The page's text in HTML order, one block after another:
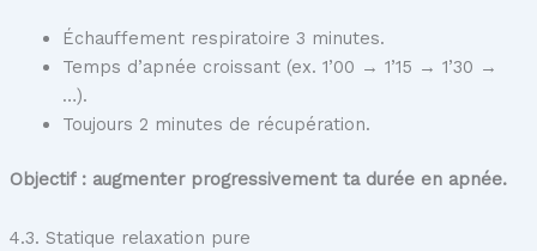
Échauffement respiratoire 3 minutes.
Temps d’apnée croissant (ex. 1’00 → 1’15 → 1’30 →
…).
Toujours 2 minutes de récupération.
Objectif : augmenter progressivement ta durée en apnée.
4.3. Statique relaxation pure